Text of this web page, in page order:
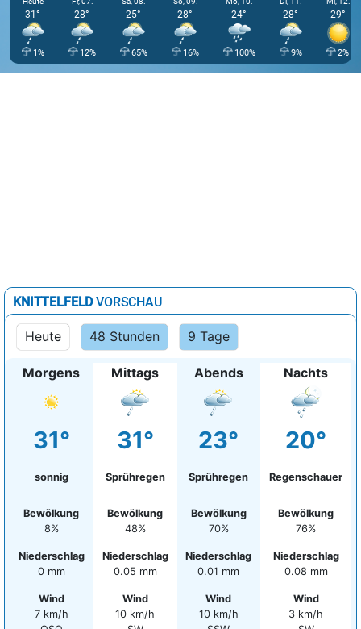
31°
1%
28°
12%
25°
65%
28°
16%
24°
100%
28°
9%
29°
2%
KNITTELFELDVORSCHAU
Heute 48 Stunden 9 Tage
Morgens
31°
sonnig
Bewölkung
8%
Niederschlag
0 mm
Wind
7 km/h
Mittags
31°
Sprühregen
Bewölkung
48%
Niederschlag
0.05 mm
Wind
10 km/h
Abends
23°
Sprühregen
Bewölkung
70%
Niederschlag
0.01 mm
Wind
10 km/h
Nachts
20°
Regenschauer
Bewölkung
76%
Niederschlag
0.08 mm
Wind
3 km/h